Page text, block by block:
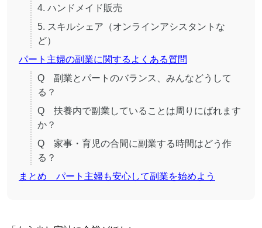
4. ハンドメイド販売
5. スキルシェア（オンラインアシスタントな
ど）
パート主婦の副業に関するよくある質問
Q 副業とパートのバランス、みんなどうして
る？
Q 扶養内で副業していることは周りにばれます
か？
Q 家事・育児の合間に副業する時間はどう作
る？
まとめ パート主婦も安心して副業を始めよう